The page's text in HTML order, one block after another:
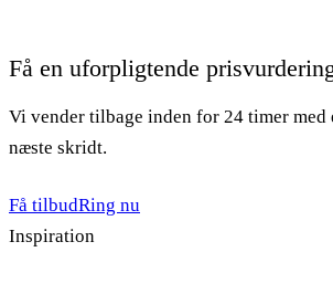
Få en uforpligtende
Vi vender tilbage inden for 24 timer med
næste skridt.
Få tilbudRing nu
Inspiration